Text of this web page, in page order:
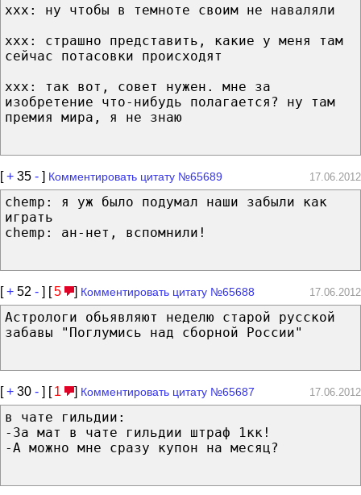
ххх: ну чтобы в темноте своим не наваляли
ххх: страшно представить, какие у меня там
сейчас потасовки происходят
ххх: так вот, совет нужен. мне за
изобретение что-нибудь полагается? ну там
премия мира, я не знаю
[+ 35 - ] Комментировать цитату №65689 17.06.2012
chemp: я уж было подумал наши забыли как
играть
chemp: ан-нет, вспомнили!
[+ 52 - ] [5 ] Комментировать цитату №65688 17.06.2012
Астрологи обьявляют неделю старой русской
забавы "Поглумись над сборной России"
[+ 30 - ] [ 1 ] Комментировать цитату №65687 17.06.2012
в чате гильдии:
-За мат в чате гильдии штраф 1кк!
-А можно мне сразу купон на месяц?